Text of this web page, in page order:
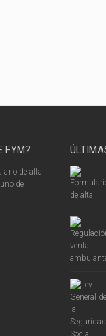
FYM?
de alta
de